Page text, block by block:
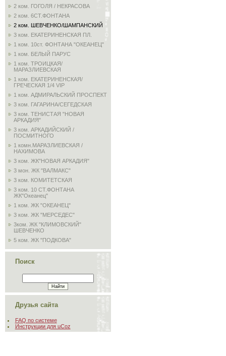
2 ком. ГОГОЛЯ / НЕКРАСОВА
2 ком. 6СТ.ФОНТАНА
2 ком. ШЕВЧЕНКО/ШАМПАНСКИЙ
3 ком. ЕКАТЕРИНЕНСКАЯ ПЛ.
1 ком. 10ст. ФОНТАНА "ОКЕАНЕЦ"
1 ком. БЕЛЫЙ ПАРУС
1 ком. ТРОИЦКАЯ/
МАРАЗЛИЕВСКАЯ
1 ком. ЕКАТЕРИНЕНСКАЯ/
ГРЕЧЕСКАЯ 1/4 VIP
1 ком. АДМИРАЛЬСКИЙ ПРОСПЕКТ
3 ком. ГАГАРИНА/СЕГЕДСКАЯ
3 ком. ТЕНИСТАЯ "НОВАЯ
АРКАДИЯ"
3 ком. АРКАДИЙСКИЙ /
ПОСМИТНОГО
1 комн.МАРАЗЛИЕВСКАЯ /
НАХИМОВА
3 ком. ЖК"НОВАЯ АРКАДИЯ"
3 мон. ЖК "ВАЛМАКС"
3 ком. КОМИТЕТСКАЯ
3 ком. 10 СТ.ФОНТАНА
ЖК"Океанец"
1 ком. ЖК "ОКЕАНЕЦ"
3 ком. ЖК "МЕРСЕДЕС"
3ком. ЖК "КЛИМОВСКИЙ"
ШЕВЧЕНКО
5 ком. ЖК "ПОДКОВА"
Поиск
Друзья сайта
FAQ по системе
Инструкции для uCoz